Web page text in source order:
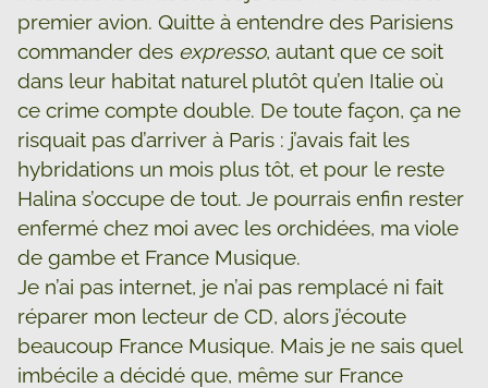
premier avion. Quitte à entendre des Parisiens
commander des expresso, autant que ce soit
dans leur habitat naturel plutôt qu’en Italie où
ce crime compte double. De toute façon, ça ne
risquait pas d’arriver à Paris : j’avais fait les
hybridations un mois plus tôt, et pour le reste
Halina s’occupe de tout. Je pourrais enfin rester
enfermé chez moi avec les orchidées, ma viole
de gambe et France Musique.
Je n’ai pas internet, je n’ai pas remplacé ni fait
réparer mon lecteur de CD, alors j’écoute
beaucoup France Musique. Mais je ne sais quel
imbécile a décidé que, même sur France